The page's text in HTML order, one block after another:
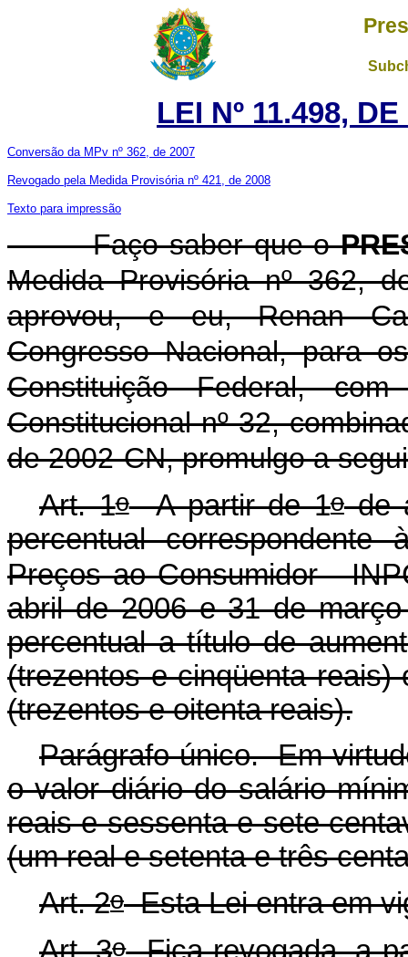
LEI Nº 11.498,
Conversão da MPv nº 362, de 2007
Revogado pela Medida Provisória nº 421, de 2008
Texto para impressão
Faço saber que o
Medida Provisória nº 362,
aprovou, e eu, Renan
Congresso Nacional, para
Constituição Federal,
Constitucional nº 32,
de 2002-CN, promulgo a
Art. 1oA partir de 1ode
percentual
Preços ao Consumidor -
abril de 2006 e 31 de
percentual a título de
(trezentos e cinqüenta
(trezentos e oitenta reais).
Parágrafo único. Em
o valor diário do salário
reais e sessenta e sete
(um real e setenta e três
Art. 2oEsta Lei entra em
Art. 3oFica revogada, a